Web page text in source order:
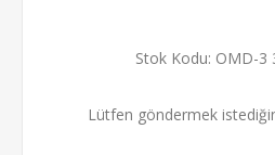
Stok Kodu: OMD-3
Lütfen göndermek